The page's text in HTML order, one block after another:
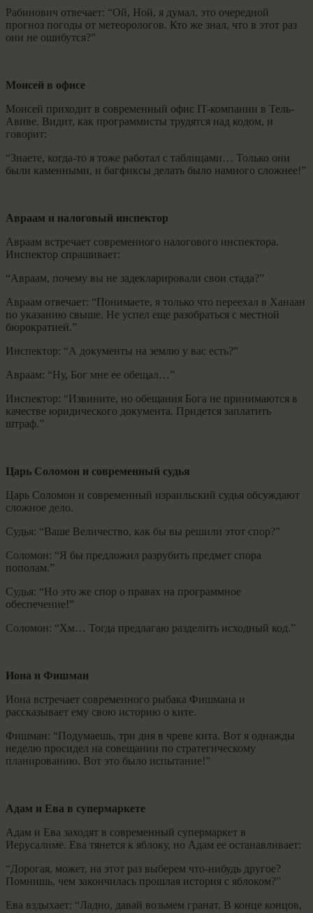
Рабинович отвечает: “Ой, Ной, я думал, это очередной
прогноз погоды от метеорологов. Кто же знал, что в этот раз
они не ошибутся?”
Моисей в офисе
Моисей приходит в современный офис IT-компании в Тель-
Авиве. Видит, как программисты трудятся над кодом, и
говорит:
“Знаете, когда-то я тоже работал с таблицами… Только они
были каменными, и багфиксы делать было намного сложнее!”
Авраам и налоговый инспектор
Авраам встречает современного налогового инспектора.
Инспектор спрашивает:
“Авраам, почему вы не задекларировали свои стада?”
Авраам отвечает: “Понимаете, я только что переехал в Ханаан
по указанию свыше. Не успел еще разобраться с местной
бюрократией.”
Инспектор: “А документы на землю у вас есть?”
Авраам: “Ну, Бог мне ее обещал…”
Инспектор: “Извините, но обещания Бога не принимаются в
качестве юридического документа. Придется заплатить
штраф.”
Царь Соломон и современный судья
Царь Соломон и современный израильский судья обсуждают
сложное дело.
Судья: “Ваше Величество, как бы вы решили этот спор?”
Соломон: “Я бы предложил разрубить предмет спора
пополам.”
Судья: “Но это же спор о правах на программное
обеспечение!”
Соломон: “Хм… Тогда предлагаю разделить исходный код.”
Иона и Фишман
Иона встречает современного рыбака Фишмана и
рассказывает ему свою историю о ките.
Фишман: “Подумаешь, три дня в чреве кита. Вот я однажды
неделю просидел на совещании по стратегическому
планированию. Вот это было испытание!”
Адам и Ева в супермаркете
Адам и Ева заходят в современный супермаркет в
Иерусалиме. Ева тянется к яблоку, но Адам ее останавливает:
“Дорогая, может, на этот раз выберем что-нибудь другое?
Помнишь, чем закончилась прошлая история с яблоком?”
Ева вздыхает: “Ладно, давай возьмем гранат. В конце концов,